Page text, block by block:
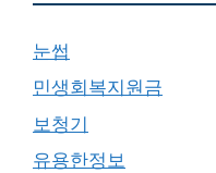
눈썹
민생회복지원금
보청기
유용한정보